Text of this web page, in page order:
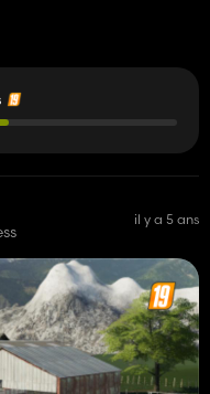
il y a 5 ans